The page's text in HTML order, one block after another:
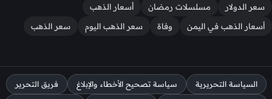
سعر الدولار
مسلسلات رمضان
أسعار الذهب
أسعار الذهب في اليمن
وفاة سعر الذهب اليوم سعر الذهب
السياسة التحريرية سياسة تصحيح الأخطاء والإبلاغ فريق التحرير